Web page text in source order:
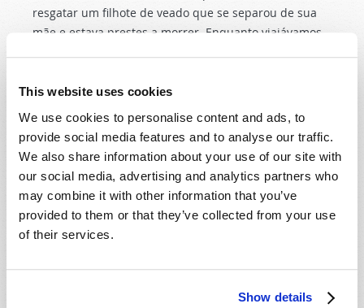
This website uses cookies
We use cookies to personalise content and ads, to
provide social media features and to analyse our traffic.
We also share information about your use of our site with
our social media, advertising and analytics partners who
may combine it with other information that you’ve
provided to them or that they’ve collected from your use
of their services.
Show details
resgatar um filhote de veado que se separou de sua
mãe e estava prestes a morrer. Enquanto viajávamos
nossa experiência e ficou evidente que há muita
responsabilidade e alegria associadas a cuidar da
criação de Deus....
FORÇA DA FRAQUEZA
19 Março 2025 Roger Meyer (guest columnist)